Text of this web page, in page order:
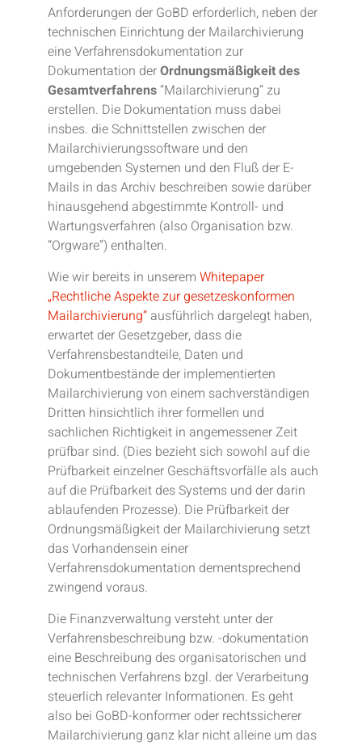
Anforderungen der GoBD erforderlich, neben der
technischen Einrichtung der Mailarchivierung
eine Verfahrensdokumentation zur
Dokumentation derOrdnungsmäßigkeit des
Gesamtverfahrens“Mailarchivierung”zu
erstellen. Die Dokumentation muss dabei
insbes. die Schnittstellen zwischen der
Mailarchivierungssoftware und den
umgebenden Systemen und den Fluß der E-
Mails in das Archiv beschreiben sowie darüber
hinausgehend abgestimmte Kontroll- und
Wartungsverfahren (also Organisation bzw.
“Orgware”) enthalten.
Wie wir bereits in unserem Whitepaper
„Rechtliche Aspekte zur gesetzeskonformen
Mailarchivierung“ ausführlich dargelegt haben,
erwartet der Gesetzgeber, dass die
Verfahrensbestandteile, Daten und
Dokumentbestände der implementierten
Mailarchivierung von einem sachverständigen
Dritten hinsichtlich ihrer formellen und
sachlichen Richtigkeit in angemessener Zeit
prüfbar sind. (Dies bezieht sich sowohl auf die
Prüfbarkeit einzelner Geschäftsvorfälle als auch
auf die Prüfbarkeit des Systems und der darin
ablaufenden Prozesse). Die Prüfbarkeit der
Ordnungsmäßigkeit der Mailarchivierung setzt
das Vorhandensein einer
Verfahrensdokumentation dementsprechend
zwingend voraus.
Die Finanzverwaltung versteht unter der
Verfahrensbeschreibung bzw. -dokumentation
eine Beschreibung des organisatorischen und
technischen Verfahrens bzgl. der Verarbeitung
steuerlich relevanter Informationen. Es geht
also bei GoBD-konformer oder rechtssicherer
Mailarchivierung ganz klar nicht alleine um das